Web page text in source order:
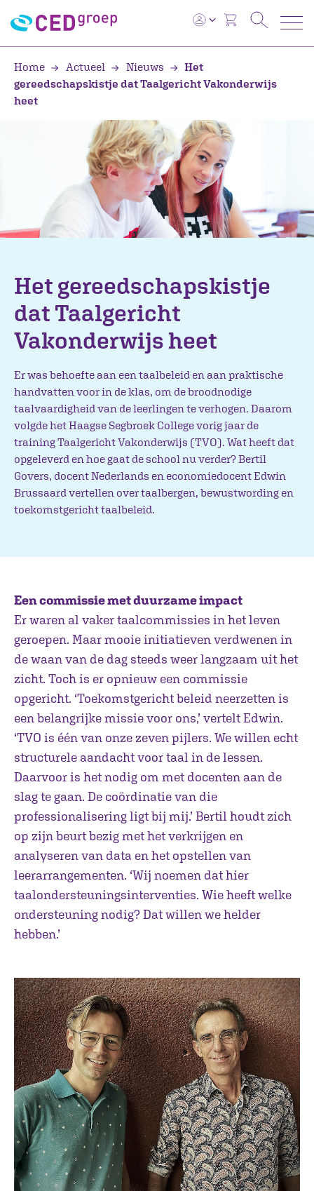
Home Actueel Nieuws
Het
gereedschapskistje dat Taalgericht Vakonderwijs
heet
Het gereedschapskistje
dat Taalgericht
Vakonderwijs heet
Er was behoefte aan een taalbeleid en aan praktische
handvatten voor in de klas, om de broodnodige
taalvaardigheid van de leerlingen te verhogen. Daarom
volgde het Haagse Segbroek College vorig jaar de
training Taalgericht Vakonderwijs (TVO). Wat heeft dat
opgeleverd en hoe gaat de school nu verder? Bertil
Govers, docent Nederlands en economiedocent Edwin
Brussaard vertellen over taalbergen, bewustwording en
toekomstgericht taalbeleid.
Een commissie met duurzame impact
Er waren al vaker taalcommissies in het leven
geroepen. Maar mooie initiatieven verdwenen in
de waan van de dag steeds weer langzaam uit het
zicht. Toch is er opnieuw een commissie
opgericht. ‘Toekomstgericht beleid neerzetten is
een belangrijke missie voor ons,’ vertelt Edwin.
‘TVO is één van onze zeven pijlers. We willen echt
structurele aandacht voor taal in de lessen.
Daarvoor is het nodig om met docenten aan de
slag te gaan. De coördinatie van die
professionalisering ligt bij mij.’ Bertil houdt zich
op zijn beurt bezig met het verkrijgen en
analyseren van data en het opstellen van
leerarrangementen. ‘Wij noemen dat hier
taalondersteuningsinterventies. Wie heeft welke
ondersteuning nodig? Dat willen we helder
hebben.’